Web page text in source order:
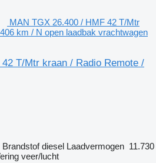
MAN TGX 26.400 / HMF 42 T/Mtr
km / N open laadbak vrachtwagen
T/Mtr kraan / Radio Remote /
Brandstof diesel Laadvermogen 11.730
veer/lucht